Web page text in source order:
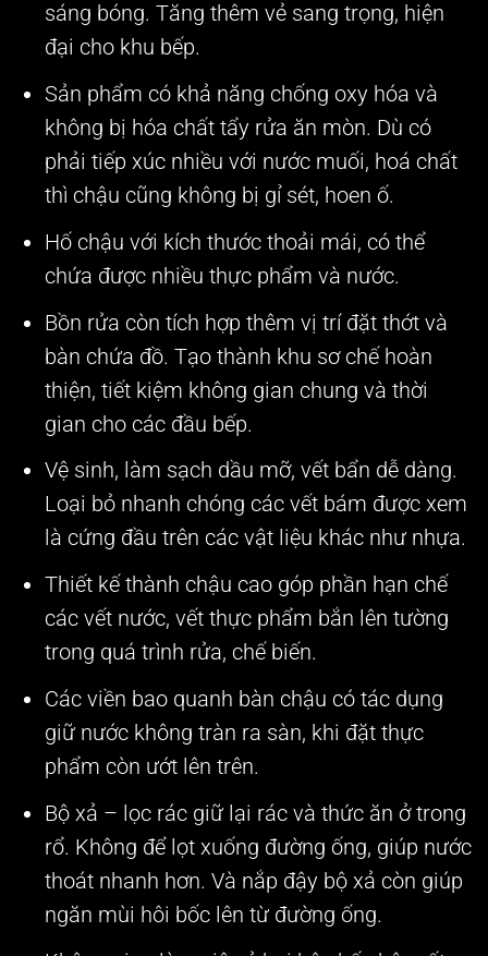
sáng bóng. Tăng thêm vẻ sang trọng, hiện
đại cho khu bếp.
Sản phẩm có khả năng chống oxy hóa và
không bị hóa chất tẩy rửa ăn mòn. Dù có
phải tiếp xúc nhiều với nước muối, hoá chất
thì chậu cũng không bị gỉ sét, hoen ố.
Hố chậu với kích thước thoải mái, có thể
chứa được nhiều thực phẩm và nước.
Bồn rửa còn tích hợp thêm vị trí đặt thớt và
bàn chứa đồ. Tạo thành khu sơ chế hoàn
thiện, tiết kiệm không gian chung và thời
gian cho các đầu bếp.
Vệ sinh, làm sạch dầu mỡ, vết bẩn dễ dàng.
Loại bỏ nhanh chóng các vết bám được xem
là cứng đầu trên các vật liệu khác như nhựa.
Thiết kế thành chậu cao góp phần hạn chế
các vết nước, vết thực phẩm bắn lên tường
trong quá trình rửa, chế biến.
Các viền bao quanh bàn chậu có tác dụng
giữ nước không tràn ra sàn, khi đặt thực
phẩm còn ướt lên trên.
Bộ xả – lọc rác giữ lại rác và thức ăn ở trong
rổ. Không để lọt xuống đường ống, giúp nước
thoát nhanh hơn. Và nắp đậy bộ xả còn giúp
ngăn mùi hôi bốc lên từ đường ống.